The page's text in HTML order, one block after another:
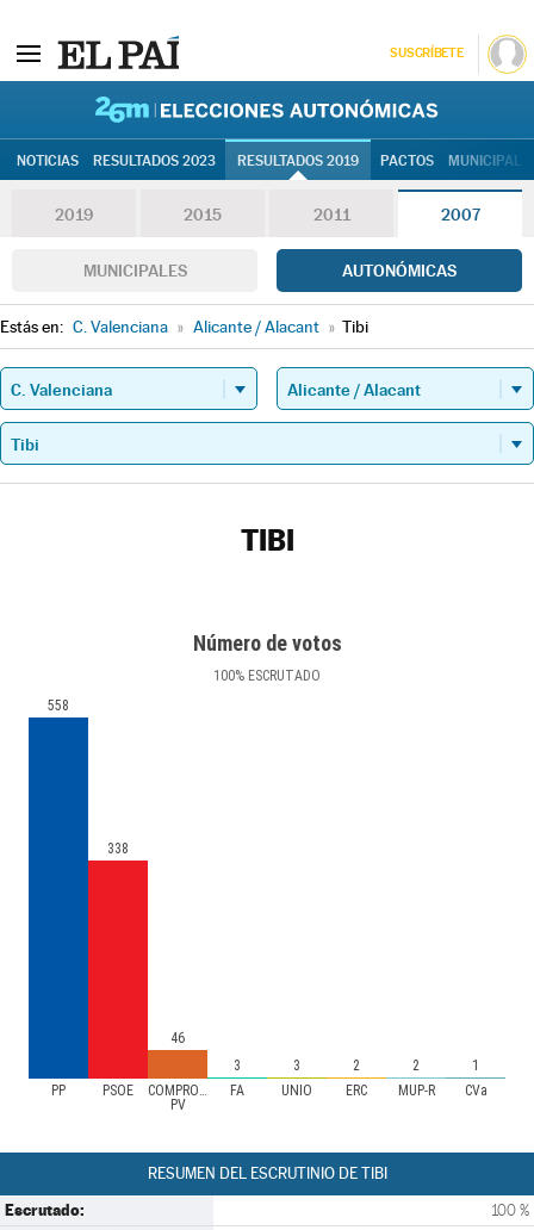
SUSCRÍBETE
NOTICIAS RESULTADOS 2023 RESULTADOS 2019 PACTOS
2019 2015 2011 2007
MUNICIPALES AUTONÓMICAS
Estás en: C. Valenciana » Alicante / Alacant » Tibi
TIBI
Número de votos
100% ESCRUTADO
PP PSOE
COMPROMIS
PV
FA UNIO ERC MUP-R CVa
558
338
46
3
3 2 2 1
RESUMEN DEL ESCRUTINIO DE TIBI
Escrutado: 100 %